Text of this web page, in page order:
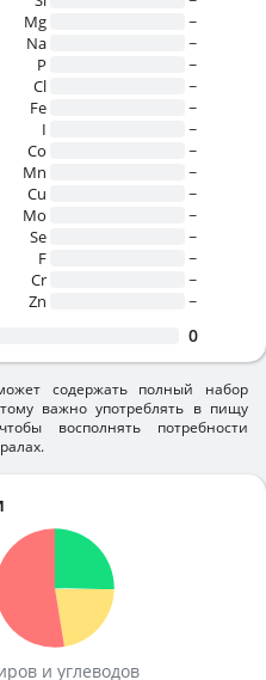
Mg
~
Na
~
P
~
Cl
~
Fe
~
I
~
Co
~
Mn
~
Cu
~
Mo
~
Se
~
F
~
Cr
~
Zn
~
0
содержать полный набор
важно употреблять в пищу
восполнять потребности
и углеводов